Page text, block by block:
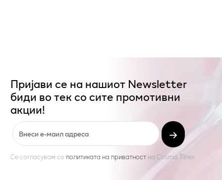
Пријави се на нашиот Newsletter
биди во тек со сите промотивни
акции!
Се согласувам со политиката на приватност на Cosmo Tinex